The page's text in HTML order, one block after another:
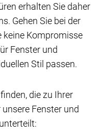
erhalten Sie daher
Gehen Sie bei der
keine Kompromisse
Fenster und
Stil passen.
die zu Ihrer
Fenster und